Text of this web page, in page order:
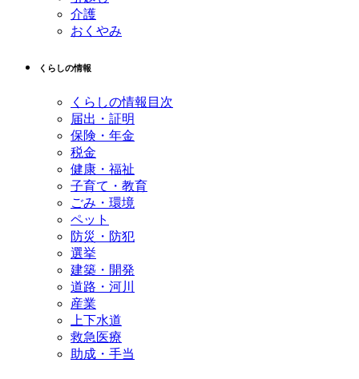
介護
おくやみ
くらしの情報
くらしの情報目次
届出・証明
保険・年金
税金
健康・福祉
子育て・教育
ごみ・環境
ペット
防災・防犯
選挙
建築・開発
道路・河川
産業
上下水道
救急医療
助成・手当